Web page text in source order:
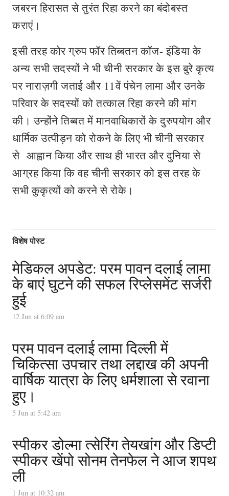
जबरन हिरासत से तुरंत रिहा करने का बंदोबस्त
कराएं।
इसी तरह कोर ग्रुप फॉर तिब्बतन कॉज- इंडिया के
अन्य सभी सदस्यों ने भी चीनी सरकार के इस बुरे कृत्य
पर नाराज़गी जताई और 11वें पंचेन लामा और उनके
परिवार के सदस्यों को तत्काल रिहा करने की मांग
की। उन्होंने तिब्बत में मानवाधिकारों के दुरुपयोग और
धार्मिक उत्पीड़न को रोकने के लिए भी चीनी सरकार
से आह्वान किया और साथ ही भारत और दुनिया से
आग्रह किया कि वह चीनी सरकार को इस तरह के
सभी कुकृत्यों को करने से रोके।
विशेष पोस्ट
मेडिकल अपडेट: परम पावन दलाई लामा
के बाएं घुटने की सफल रिप्लेसमेंट सर्जरी
हुई
12 Jun at 6:09 am
परम पावन दलाई लामा दिल्ली में
चिकित्सा उपचार तथा लद्दाख की अपनी
वार्षिक यात्रा के लिए धर्मशाला से रवाना
हुए।
5 Jun at 5:42 am
स्पीकर डोल्मा त्सेरिंग तेयखांग और डिप्टी
स्पीकर खेंपो सोनम तेनफेल ने आज शपथ
ली
1 Jun at 10:32 am